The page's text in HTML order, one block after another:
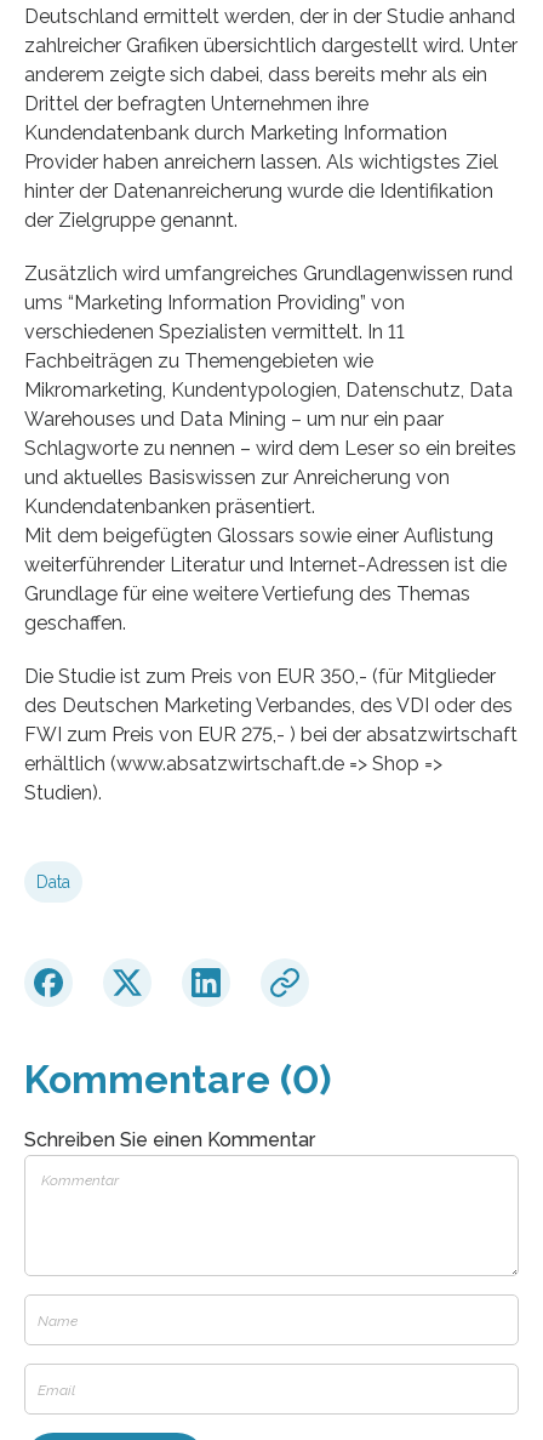
Deutschland ermittelt werden, der in der Studie anhand
zahlreicher Grafiken übersichtlich dargestellt wird. Unter
anderem zeigte sich dabei, dass bereits mehr als ein
Drittel der befragten Unternehmen ihre
Kundendatenbank durch Marketing Information
Provider haben anreichern lassen. Als wichtigstes Ziel
hinter der Datenanreicherung wurde die Identifikation
der Zielgruppe genannt.
Zusätzlich wird umfangreiches Grundlagenwissen rund
ums “Marketing Information Providing” von
verschiedenen Spezialisten vermittelt. In 11
Fachbeiträgen zu Themengebieten wie
Mikromarketing, Kundentypologien, Datenschutz, Data
Warehouses und Data Mining – um nur ein paar
Schlagworte zu nennen – wird dem Leser so ein breites
und aktuelles Basiswissen zur Anreicherung von
Kundendatenbanken präsentiert.
Mit dem beigefügten Glossars sowie einer Auflistung
weiterführender Literatur und Internet-Adressen ist die
Grundlage für eine weitere Vertiefung des Themas
geschaffen.
Die Studie ist zum Preis von EUR 350,- (für Mitglieder
des Deutschen Marketing Verbandes, des VDI oder des
FWI zum Preis von EUR 275,- ) bei der absatzwirtschaft
erhältlich (www.absatzwirtschaft.de => Shop =>
Studien).
Data
Kommentare (0)
Schreiben Sie einen Kommentar